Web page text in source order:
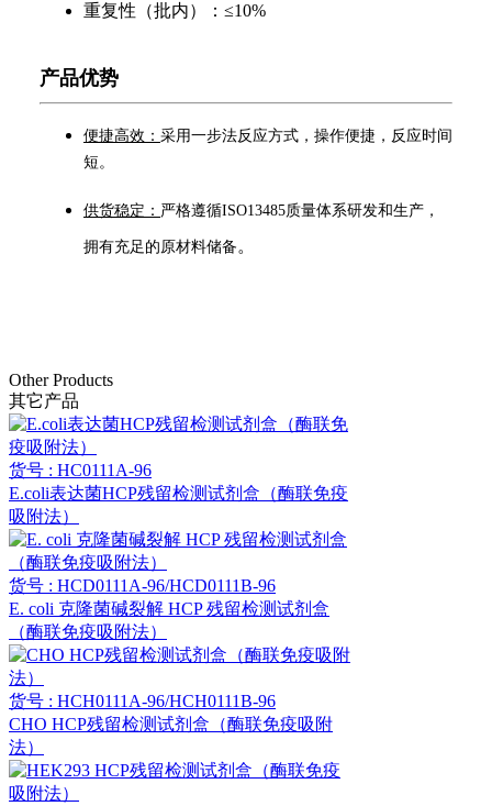
重复性（批内）：≤10%
产品优势
便捷高效： 采用一步法反应方式，操作便捷，反应时间
短。
供货稳定： 严格遵循ISO13485质量体系研发和生产，
拥有充足的原材料储备 。
Other Products
其它产品
货号 : HC0111A-96
E.coli表达菌HCP残留检测试剂盒（酶联免疫
吸附法）
货号 : HCD0111A-96/HCD0111B-96
E. coli 克隆菌碱裂解 HCP 残留检测试剂盒
（酶联免疫吸附法）
货号 : HCH0111A-96/HCH0111B-96
CHO HCP残留检测试剂盒（酶联免疫吸附
法）